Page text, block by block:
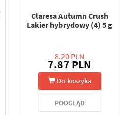
Claresa Autumn Crush
Lakier hybrydowy (4) 5 g
8.20 PLN
7.87 PLN
Do koszyka
PODGLĄD